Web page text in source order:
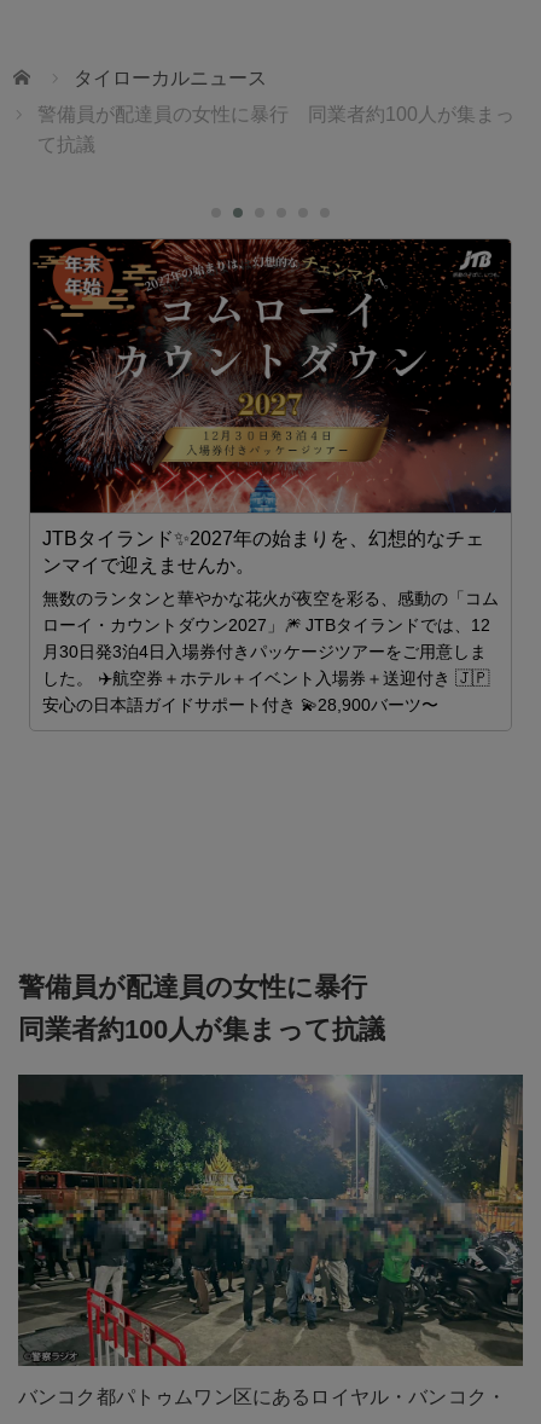
ホーム
タイローカルニュース
警備員が配達員の女性に暴行 同業者約100人が集まっ
て抗議
JTBタイランド✨2027年の始まりを、幻想的なチェ
ンマイで迎えませんか。
無数のランタンと華やかな花火が夜空を彩る、感動の「コム
ローイ・カウントダウン2027」🎆 JTBタイランドでは、12
月30日発3泊4日入場券付きパッケージツアーをご用意しま
した。 ✈️航空券＋ホテル＋イベント入場券＋送迎付き 🇯🇵
安心の日本語ガイドサポート付き 💫28,900バーツ〜
警備員が配達員の女性に暴行
同業者約100人が集まって抗議
バンコク都パトゥムワン区にあるロイヤル・バンコク・